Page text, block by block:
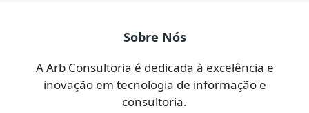
Sobre Nós
A Arb Consultoria é dedicada à excelência e
inovação em tecnologia de informação e
consultoria.